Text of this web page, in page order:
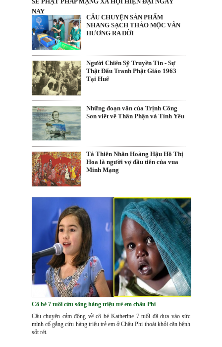
NAY
CÂU CHUYỆN SẢN PHẨM
NHANG SẠCH THẢO MỘC VÂN
HƯƠNG RA ĐỜI
Người Chiến Sỹ Truyền Tin - Sự
Thật Đấu Tranh Phật Giáo 1963
Tại Huế
Những đoạn văn của Trịnh Công
Sơn viết về Thân Phận và Tình Yêu
Tá Thiên Nhân Hoàng Hậu Hồ Thị
Hoa là người vợ đầu tiên của vua
Minh Mạng
Cô bé 7 tuổi cứu sống hàng triệu trẻ em châu Phi
Câu chuyện cảm động về cô bé Katherine 7 tuổi đã dựa vào sức
mình cố gắng cứu hàng triệu trẻ em ở Châu Phi thoát khỏi căn bệnh
sốt rét.